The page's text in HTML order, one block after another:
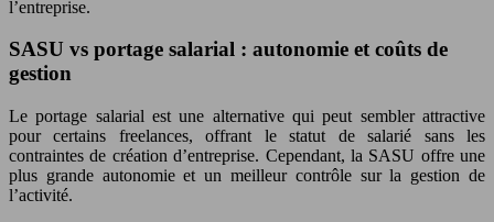
l’entreprise.
SASU vs portage salarial : autonomie et coûts de
gestion
Le portage salarial est une alternative qui peut sembler attractive
pour certains freelances, offrant le statut de salarié sans les
contraintes de création d’entreprise. Cependant, la SASU offre une
plus grande autonomie et un meilleur contrôle sur la gestion de
l’activité.